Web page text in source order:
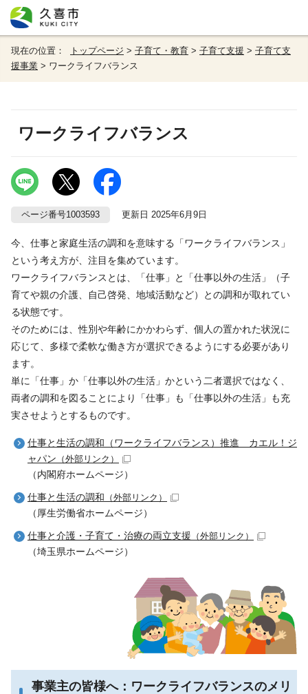
現在の位置： トップページ > 子育て・教育 > 子育て支援 > 子育て支
援事業 > ワークライフバランス
ワークライフバランス
ページ番号1003593 更新日 2025年6月9日
今、仕事と家庭生活の調和を意味する「ワークライフバランス」
という考え方が、注目を集めています。
ワークライフバランスとは、「仕事」と「仕事以外の生活」（子
育てや親の介護、自己啓発、地域活動など）との調和が取れてい
る状態です。
そのためには、性別や年齢にかかわらず、個人の置かれた状況に
応じて、多様で柔軟な働き方が選択できるようにする必要があり
ます。
単に「仕事」か「仕事以外の生活」かという二者選択ではなく、
両者の調和を図ることにより「仕事」も「仕事以外の生活」も充
実させようとするものです。
仕事と生活の調和（ワークライフバランス）推進 カエル！ジ
ャパン （外部リンク）
（内閣府ホームページ）
仕事と生活の調和 （外部リンク）
（厚生労働省ホームページ）
仕事と介護・子育て・治療の両立支援 （外部リンク）
（埼玉県ホームページ）
事業主の皆様へ：ワークライフバランスのメリ